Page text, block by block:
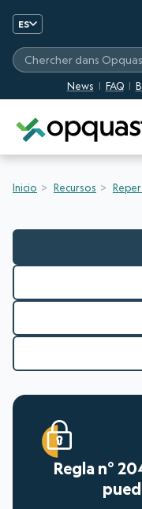
ES
News FAQ
Chercher dans
Inicio Recursos
Regla n°